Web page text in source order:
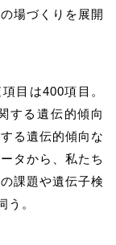
場づくりを展開
目は400項目。
する遺伝的傾向
る遺伝的傾向な
タから、私たち
課題や遺伝子検
う。